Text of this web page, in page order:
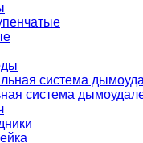
система
система